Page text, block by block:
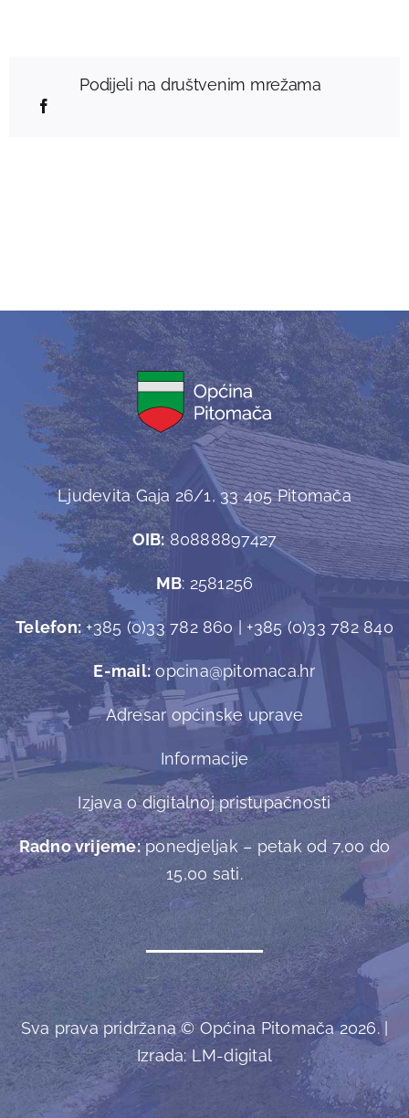
Podijeli na društvenim mrežama
Ljudevita Gaja 26/1, 33 405 Pitomača
OIB:80888897427
MB: 2581256
Telefon:+385 (0)33 782 860 | +385 (0)33 782 840
E-mail:opcina@pitomaca.hr
Adresar općinske uprave
Informacije
Izjava o digitalnoj pristupačnosti
Radno vrijeme:ponedjeljak – petak od 7,00 do
15,00 sati.
Sva prava pridržana © Općina Pitomača 2026. |
Izrada:LM-digital